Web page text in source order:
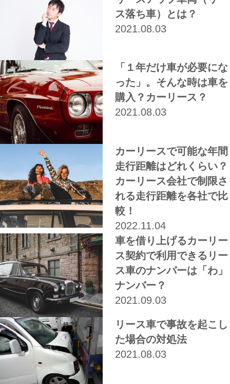
ス落ち車）とは？
2021.08.03
「１年だけ車が必要にな
った」。そんな時は車を
購入？カーリース？
2021.08.03
カーリースで可能な年間
走行距離はどれくらい？
カーリース会社で制限さ
れる走行距離を各社で比
較！
2022.11.04
車を借り上げるカーリー
ス契約で利用できるリー
ス車のナンバーは「わ」
ナンバー？
2021.09.03
リース車で事故を起こし
た場合の対処法
2021.08.03